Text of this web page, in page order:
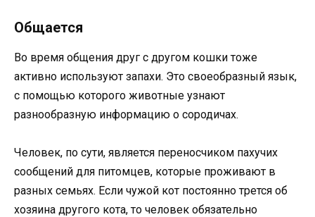
Общается
Во время общения друг с другом кошки тоже
активно используют запахи. Это своеобразный язык,
с помощью которого животные узнают
разнообразную информацию о сородичах.
Человек, по сути, является переносчиком пахучих
сообщений для питомцев, которые проживают в
разных семьях. Если чужой кот постоянно трется об
хозяина другого кота, то человек обязательно